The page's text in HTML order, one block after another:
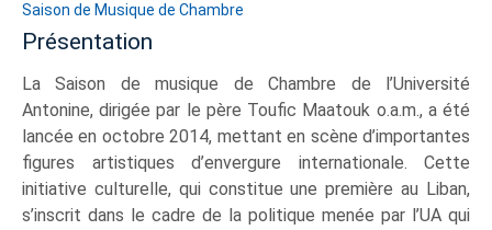
Saison de Musique de Chambre
Présentation
La Saison de musique de Chambre de l’Université
Antonine, dirigée par le père Toufic Maatouk o.a.m., a été
lancée en octobre 2014, mettant en scène d’importantes
figures artistiques d’envergure internationale. Cette
initiative culturelle, qui constitue une première au Liban,
s’inscrit dans le cadre de la politique menée par l’UA qui